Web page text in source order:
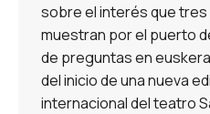
sobre el interés que
muestran por el puerto
de preguntas en
del inicio de una nueva
internacional del teatro